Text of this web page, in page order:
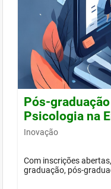
Pós-
Psicologia na
Inovação
Com inscrições
graduação, pós-